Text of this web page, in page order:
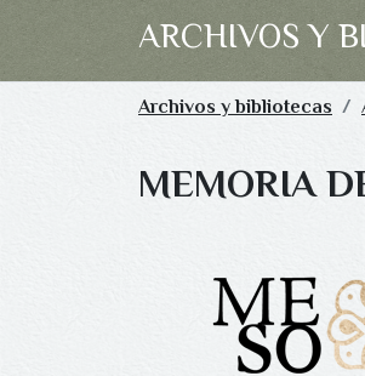
ARCHIVOS Y
Archivos y bibliotecas
MEMORIA